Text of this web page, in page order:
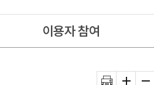
IPTV(KT, SKB, LGU+)
이용자 참여